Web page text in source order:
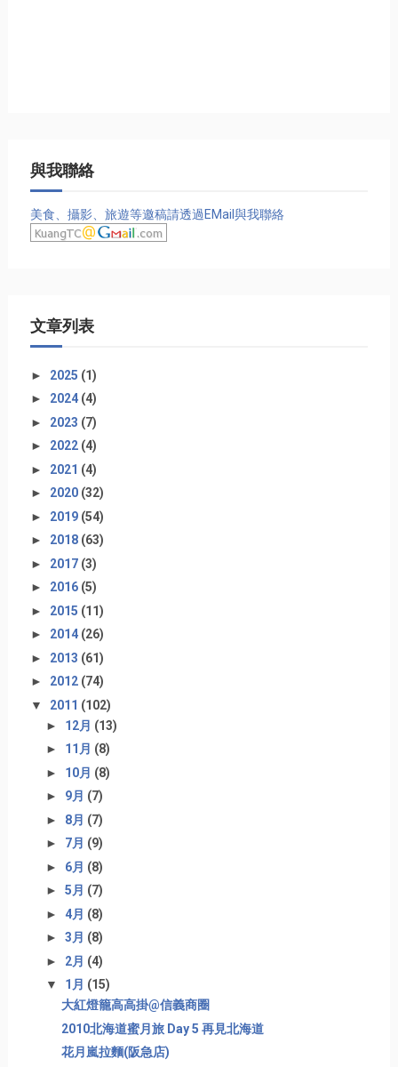
與我聯絡
美食、攝影、旅遊等邀稿請透過EMail與我聯絡
文章列表
► 2025 (1)
► 2024 (4)
► 2023 (7)
► 2022 (4)
► 2021 (4)
► 2020 (32)
► 2019 (54)
► 2018 (63)
► 2017 (3)
► 2016 (5)
► 2015 (11)
► 2014 (26)
► 2013 (61)
► 2012 (74)
▼ 2011 (102)
► 12月 (13)
► 11月 (8)
► 10月 (8)
► 9月 (7)
► 8月 (7)
► 7月 (9)
► 6月 (8)
► 5月 (7)
► 4月 (8)
► 3月 (8)
► 2月 (4)
▼ 1月 (15)
大紅燈籠高高掛@信義商圈
2010北海道蜜月旅 Day 5 再見北海道
花月嵐拉麵(阪急店)